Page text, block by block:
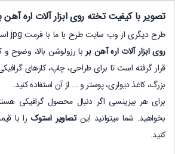
تصویر با کیفیت تخته روی ابزار آلات اره آهن
طرح دیگری از وب سایت طرح با ما با فرمت jpg است.
روی ابزار آلات اره آهن بر با رزولوشن بالا، وضوح و
قرار گرفته است تا برای طراحی، چاپ، کارهای
بزرگ، کاغذ دیواری، پوستر و ... از آن استفاده کنید.
برای هر بیزینسی اگر دنبال محصول گرافیکی
بخواهید. شما میتوانید این تصاویر استوک را با
کنید.